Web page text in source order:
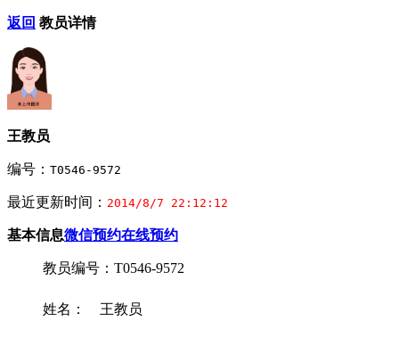
返回 教员详情
王教员
编号： T0546-9572
最近更新时间： 2014/8/7 22:12:12
基本信息微信预约在线预约
教员编号：T0546-9572
姓名： 王教员